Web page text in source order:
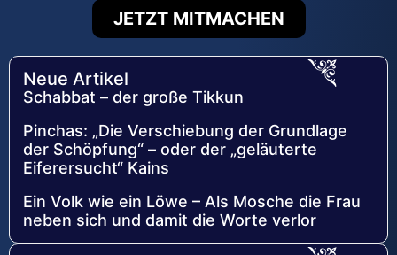
JETZT MITMACHEN
Neue Artikel
Schabbat – der große Tikkun
Pinchas: „Die Verschiebung der Grundlage
der Schöpfung“ – oder der „geläuterte
Eiferersucht“ Kains
Ein Volk wie ein Löwe – Als Mosche die Frau
neben sich und damit die Worte verlor